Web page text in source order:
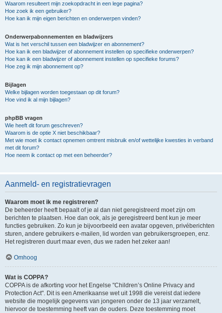
Waarom resulteert mijn zoekopdracht in een lege pagina?
Hoe zoek ik een gebruiker?
Hoe kan ik mijn eigen berichten en onderwerpen vinden?
Onderwerpabonnementen en bladwijzers
Wat is het verschil tussen een bladwijzer en abonnement?
Hoe kan ik een bladwijzer of abonnement instellen op specifieke onderwerpen?
Hoe kan ik een bladwijzer of abonnement instellen op specifieke forums?
Hoe zeg ik mijn abonnement op?
Bijlagen
Welke bijlagen worden toegestaan op dit forum?
Hoe vind ik al mijn bijlagen?
phpBB vragen
Wie heeft dit forum geschreven?
Waarom is de optie X niet beschikbaar?
Met wie moet ik contact opnemen omtrent misbruik en/of wettelijke kwesties in verband
met dit forum?
Hoe neem ik contact op met een beheerder?
Aanmeld- en registratievragen
Waarom moet ik me registreren?
De beheerder heeft bepaalt of je al dan niet geregistreerd moet zijn om
berichten te plaatsen. Hoe dan ook, als je geregistreerd bent kun je meer
functies gebruiken. Zo kun je bijvoorbeeld een avatar opgeven, privéberichten
sturen, andere gebruikers e-mailen, lid worden van gebruikersgroepen, enz.
Het registreren duurt maar even, dus we raden het zeker aan!
Omhoog
Wat is COPPA?
COPPA is de afkorting voor het Engelse "Children’s Online Privacy and
Protection Act". Dit is een Amerikaanse wet uit 1998 die vereist dat iedere
website die mogelijk gegevens van jongeren onder de 13 jaar verzamelt,
hiervoor de toestemming heeft van de ouders. Deze toestemming moet